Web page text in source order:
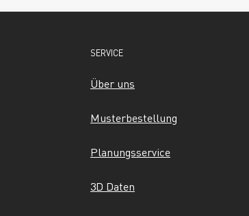
SERVICE
Über uns
Musterbestellung
Planungsservice
3D Daten